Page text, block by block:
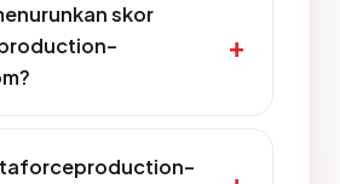
skor